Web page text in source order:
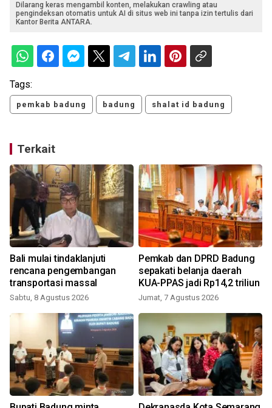
Dilarang keras mengambil konten, melakukan crawling atau
pengindeksan otomatis untuk AI di situs web ini tanpa izin tertulis dari
Kantor Berita ANTARA.
Tags:
pemkab badung badung shalat id badung
Terkait
Bali mulai tindaklanjuti
rencana pengembangan
transportasi massal
Sabtu, 8 Agustus 2026
Pemkab dan DPRD Badung
sepakati belanja daerah
KUA-PPAS jadi Rp14,2 triliun
Jumat, 7 Agustus 2026